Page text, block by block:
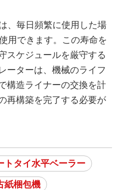
、毎日頻繁に使用した場
用できます。この寿命を
スケジュールを厳守する
ーターは、機械のライフ
構造ライナーの交換を計
再構築を完了する必要が
トタイ水平ベーラー
紙梱包機